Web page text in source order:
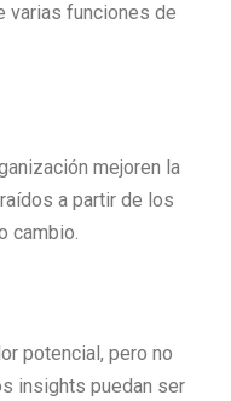
varias funciones de
mejoren la
a partir de los
cambio.
potencial, pero no
insights puedan ser